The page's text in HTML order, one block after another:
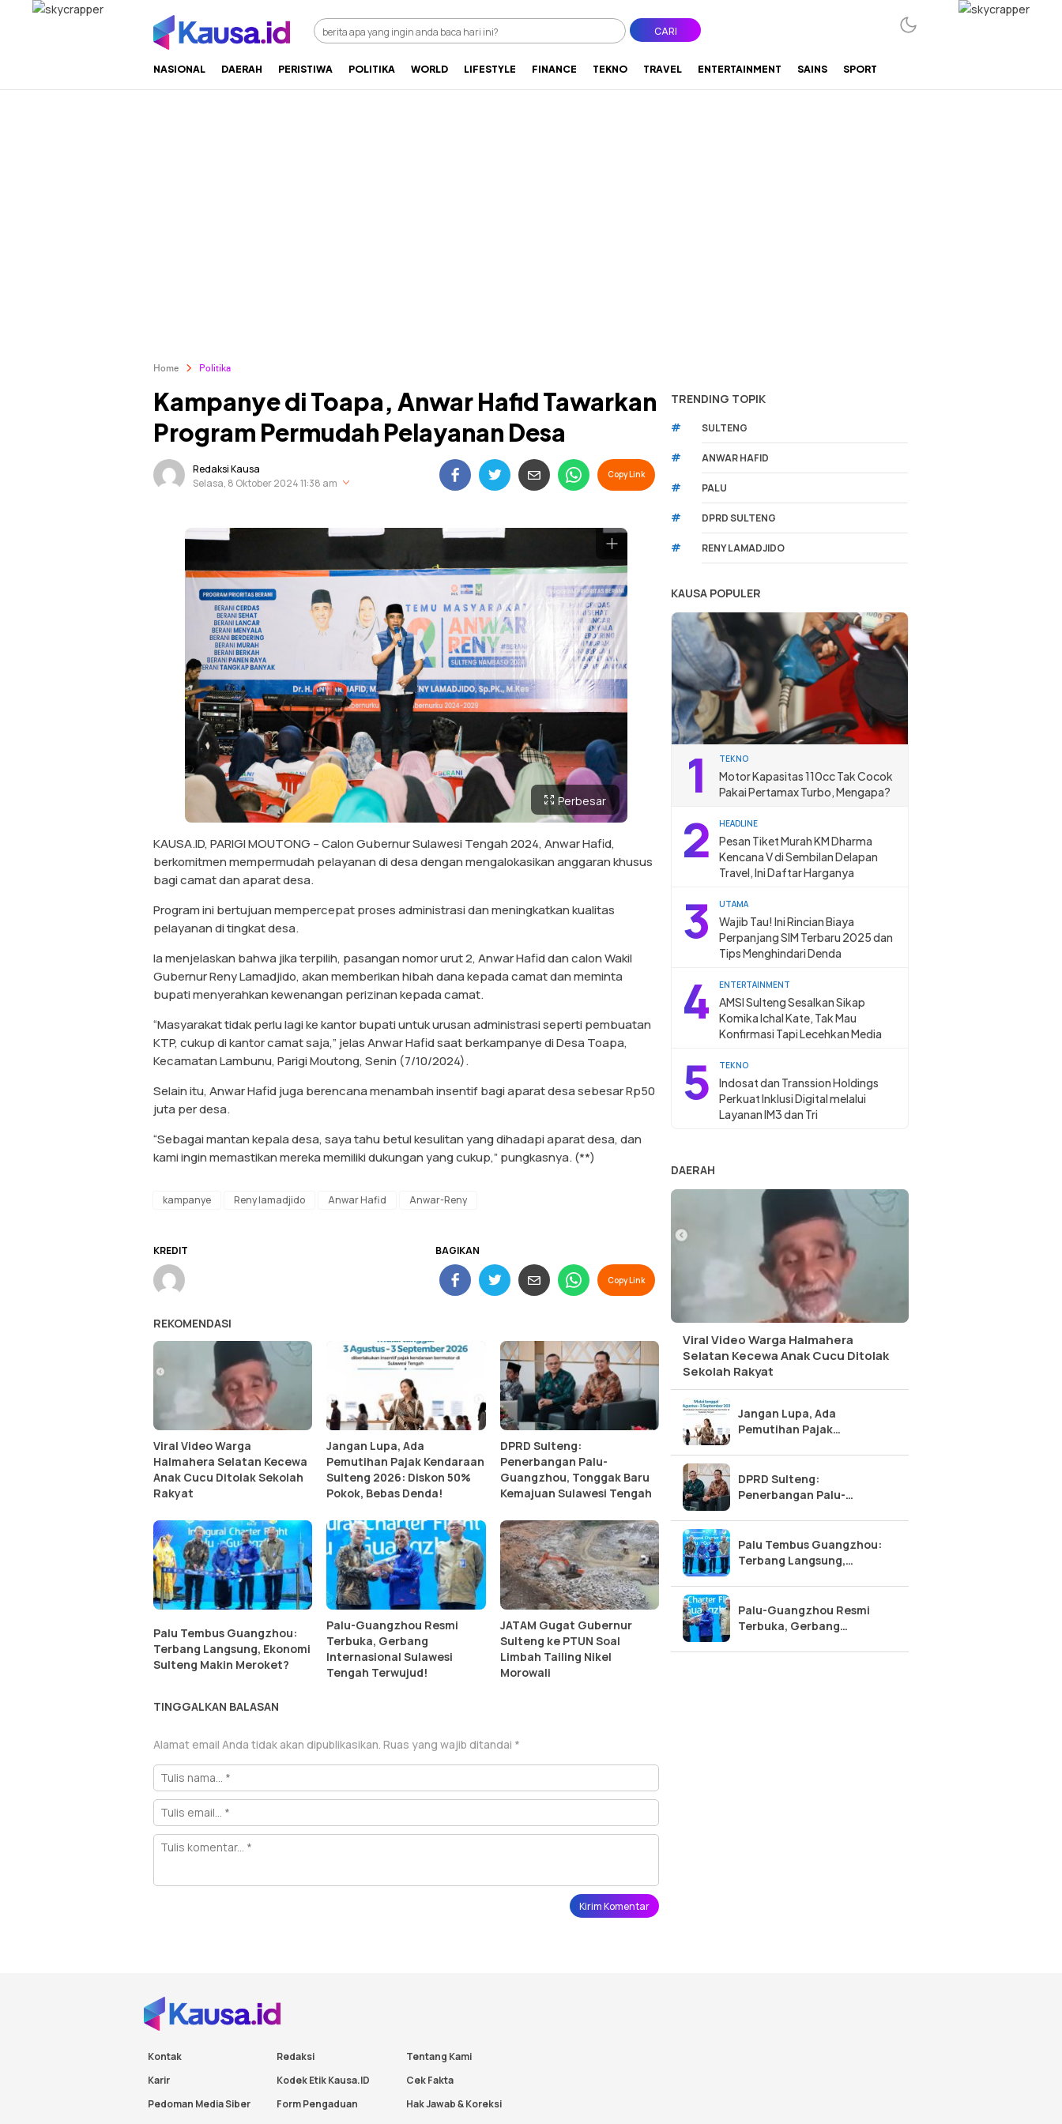
kausa
menuntaskan makna berita CARI
NASIONAL DAERAH PERISTIWA POLITIKA WORLD LIFESTYLE FINANCE TEKNO TRAVEL ENTERTAINMENT SAINS SPORT
Home Politika
Kampanye di Toapa, Anwar Hafid Tawarkan
Program Permudah Pelayanan Desa
Redaksi Kausa
Selasa, 8 Oktober 2024 11:38 am
Copy Link
Perbesar
KAUSA.ID, PARIGI MOUTONG – Calon Gubernur Sulawesi Tengah 2024, Anwar Hafid,
berkomitmen mempermudah pelayanan di desa dengan mengalokasikan anggaran khusus
bagi camat dan aparat desa.
Program ini bertujuan mempercepat proses administrasi dan meningkatkan kualitas
pelayanan di tingkat desa.
Ia menjelaskan bahwa jika terpilih, pasangan nomor urut 2, Anwar Hafid dan calon Wakil
Gubernur Reny Lamadjido, akan memberikan hibah dana kepada camat dan meminta
bupati menyerahkan kewenangan perizinan kepada camat.
“Masyarakat tidak perlu lagi ke kantor bupati untuk urusan administrasi seperti pembuatan
KTP, cukup di kantor camat saja,” jelas Anwar Hafid saat berkampanye di Desa Toapa,
Kecamatan Lambunu, Parigi Moutong, Senin (7/10/2024).
Selain itu, Anwar Hafid juga berencana menambah insentif bagi aparat desa sebesar Rp50
juta per desa.
“Sebagai mantan kepala desa, saya tahu betul kesulitan yang dihadapi aparat desa, dan
kami ingin memastikan mereka memiliki dukungan yang cukup,” pungkasnya. (**)
kampanye Reny lamadjido Anwar Hafid Anwar-Reny
KREDIT BAGIKAN
Copy Link
REKOMENDASI
Viral Video Warga
Halmahera Selatan Kecewa
Anak Cucu Ditolak Sekolah
Rakyat
Jangan Lupa, Ada
Pemutihan Pajak Kendaraan
Sulteng 2026: Diskon 50%
Pokok, Bebas Denda!
DPRD Sulteng:
Penerbangan Palu-
Guangzhou, Tonggak Baru
Kemajuan Sulawesi Tengah
Palu Tembus Guangzhou:
Terbang Langsung, Ekonomi
Sulteng Makin Meroket?
Palu-Guangzhou Resmi
Terbuka, Gerbang
Internasional Sulawesi
Tengah Terwujud!
JATAM Gugat Gubernur
Sulteng ke PTUN Soal
Limbah Tailing Nikel
Morowali
TINGGALKAN BALASAN
Alamat email Anda tidak akan dipublikasikan. Ruas yang wajib ditandai *
TRENDING TOPIK
#
SULTENG
# ANWAR HAFID
# PALU
# DPRD SULTENG
# RENY LAMADJIDO
KAUSA POPULER
1 TEKNO
Motor Kapasitas 110cc Tak Cocok
Pakai Pertamax Turbo, Mengapa?
2 HEADLINE
Pesan Tiket Murah KM Dharma
Kencana V di Sembilan Delapan
Travel, Ini Daftar Harganya
3 UTAMA
Wajib Tau! Ini Rincian Biaya
Perpanjang SIM Terbaru 2025 dan
Tips Menghindari Denda
4 ENTERTAINMENT
AMSI Sulteng Sesalkan Sikap
Komika Ichal Kate, Tak Mau
Konfirmasi Tapi Lecehkan Media
5 TEKNO
Indosat dan Transsion Holdings
Perkuat Inklusi Digital melalui
Layanan IM3 dan Tri
DAERAH
Viral Video Warga Halmahera
Selatan Kecewa Anak Cucu Ditolak
Sekolah Rakyat
Jangan Lupa, Ada
Pemutihan Pajak
Denda!
DPRD Sulteng:
Penerbangan Palu-
Palu Tembus Guangzhou:
Terbang Langsung,
Palu-Guangzhou Resmi
Terbuka, Gerbang
Kontak Redaksi
Tentang Kami
Karir
Kodek Etik Kausa.ID
Cek Fakta
Pedoman Media Siber
Form Pengaduan
Hak Jawab & Koreksi